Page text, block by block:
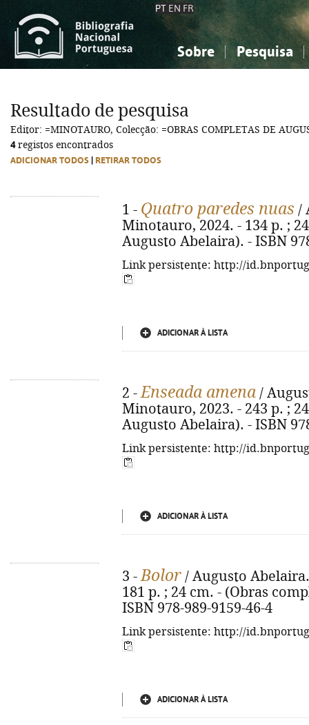
PT EN FR
Sobre Pesquisa
Ciências sociais...
Ciências sociais...
Resultado de pesquisa
Editor: =MINOTAURO, Colecção: =OBRAS COMPLETAS DE
4registos encontrados
ADICIONAR TODOS RETIRAR TODOS
1 - Quatro paredes nuas /
Minotauro, 2024. - 134 p. ;
Augusto Abelaira). - ISBN
Link persistente: http://
ADICIONAR À LISTA
2 -Enseada amena /
Minotauro, 2023. - 243 p. ;
Augusto Abelaira). - ISBN
Link persistente: http://
ADICIONAR À LISTA
3 -Bolor / Augusto
181 p. ; 24 cm. - (Obras
ISBN 978-989-9159-46-4
Link persistente: http://
ADICIONAR À LISTA